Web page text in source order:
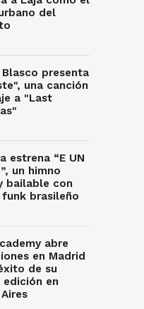
del
Blasco presenta
una canción
a "Last
estrena “E UN
un himno
bailable con
funk brasileño
abre
en Madrid
de su
edición en